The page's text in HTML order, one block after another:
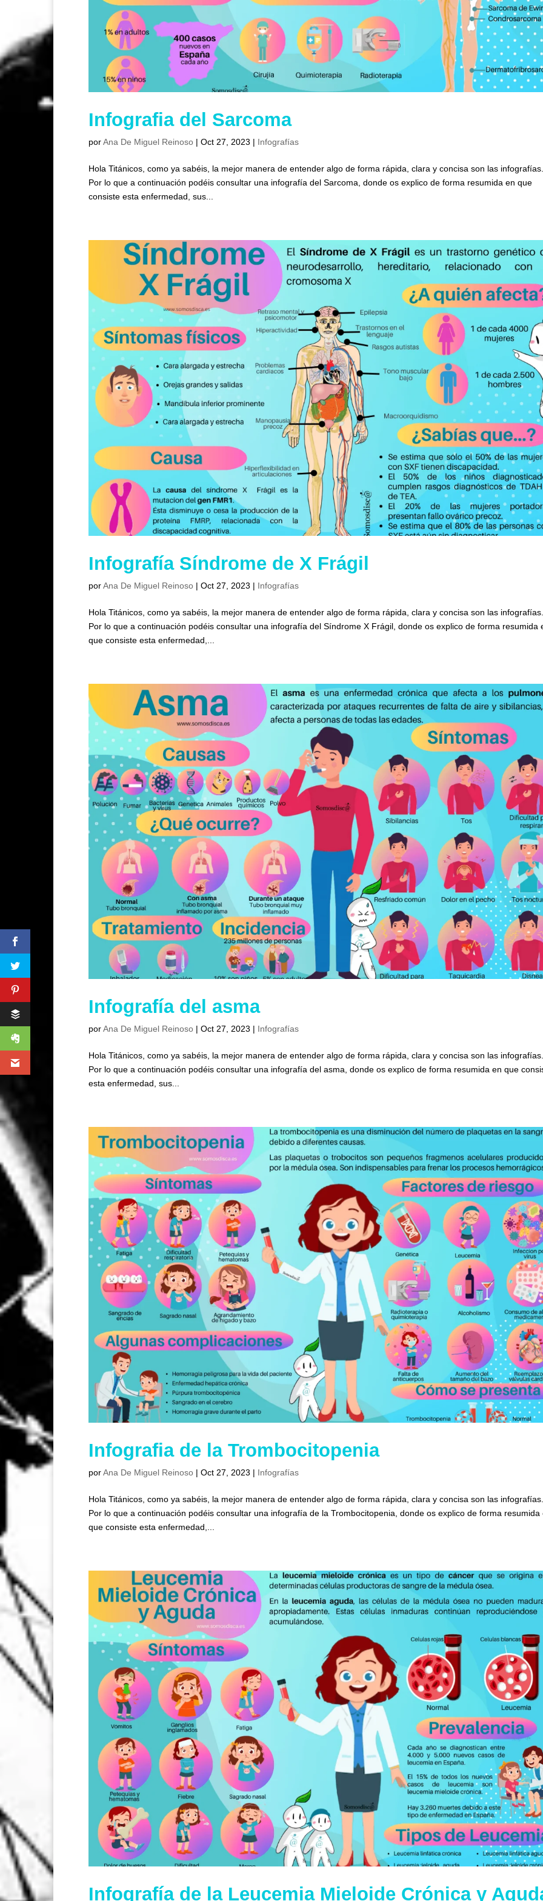
Infografia del Sarcoma
porAna De Miguel Reinoso |Oct 27, 2023 | Infografías
Hola Titánicos, como ya sabéis, la mejor manera de entender algo de forma rápida, clara y concisa son las
Por lo que a continuación podéis consultar una infografía del Sarcoma, donde os explico de forma resumida en que
consiste esta enfermedad, sus...
Infografía Síndrome de X Frágil
porAna De Miguel Reinoso |Oct 27, 2023 | Infografías
Hola Titánicos, como ya sabéis, la mejor manera de entender algo de forma rápida, clara y concisa son las
Por lo que a continuación podéis consultar una infografía del Síndrome X Frágil, donde os explico de forma resumida
que consiste esta enfermedad,...
Infografía del asma
porAna De Miguel Reinoso |Oct 27, 2023 | Infografías
Hola Titánicos, como ya sabéis, la mejor manera de entender algo de forma rápida, clara y concisa son las
Por lo que a continuación podéis consultar una infografía del asma, donde os explico de forma resumida en que
esta enfermedad, sus...
Infografia de la Trombocitopenia
porAna De Miguel Reinoso |Oct 27, 2023 | Infografías
Hola Titánicos, como ya sabéis, la mejor manera de entender algo de forma rápida, clara y concisa son las
Por lo que a continuación podéis consultar una infografía de la Trombocitopenia, donde os explico de forma resumida
que consiste esta enfermedad,...
Infografía de la Leucemia Mieloide Crónica y